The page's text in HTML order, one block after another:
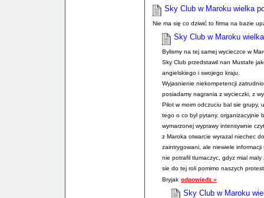
Sky Club w Maroku wielka
Nie ma się co dziwić to firma na bazie
Sky Club w Maroku
Bylismy na tej samej wycieczce w
Sky Club przedstawil nan Mustafe
angielskiego i swojego kraju.
Wyjasnienie niekompetencji
posiadamy nagrania z wycieczki, z
Pilot w moim odczuciu bal sie grupy,
tego o co byl pytany. organizacyjnie
wymarzonej wyprawy intensywnie
z Maroka otwarcie wyrazal niechec
zaintrygowani, ale niewiele
nie potrafil tlumaczyc, gdyz mial
sie do tej roli pomimo naszych
Bryjak odpowiedz »
Sky Club w Maroku